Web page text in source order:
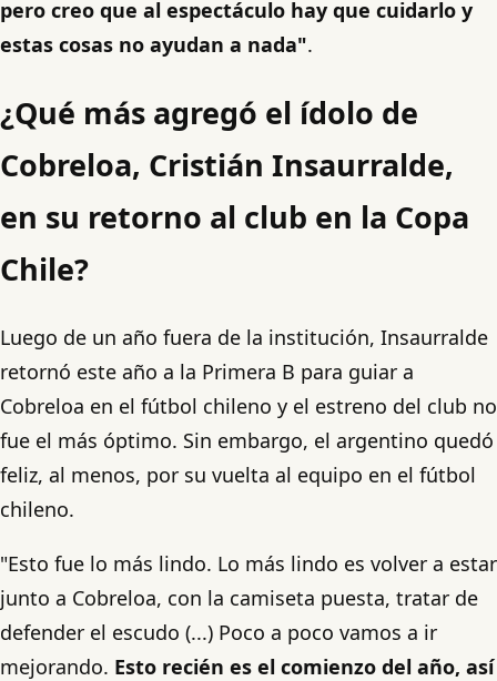
pero creo que al espectáculo hay que cuidarlo y
estas cosas no ayudan a nada".
¿Qué más agregó el ídolo de
Cobreloa, Cristián Insaurralde,
en su retorno al club en la Copa
Chile?
Luego de un año fuera de la institución, Insaurralde
retornó este año a la Primera B para guiar a
Cobreloa en el fútbol chileno y el estreno del club no
fue el más óptimo. Sin embargo, el argentino quedó
feliz, al menos, por su vuelta al equipo en el fútbol
chileno.
"Esto fue lo más lindo. Lo más lindo es volver a estar
junto a Cobreloa, con la camiseta puesta, tratar de
defender el escudo (...) Poco a poco vamos a ir
mejorando. Esto recién es el comienzo del año, así